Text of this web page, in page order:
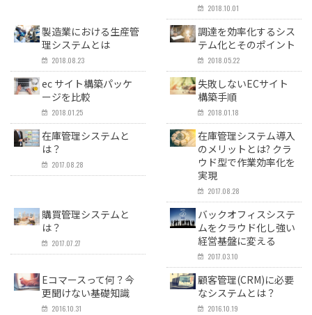
2018.10.01
製造業における生産管
理システムとは
2018.08.23
調達を効率化するシス
テム化とそのポイント
2018.05.22
ec サイト構築パッケ
ージを比較
2018.01.25
失敗しないECサイト
構築手順
2018.01.18
在庫管理システムと
は？
2017.08.28
在庫管理システム導入
のメリットとは? クラ
ウド型で作業効率化を
実現
2017.08.28
購買管理システムと
は？
2017.07.27
バックオフィスシステ
ムをクラウド化し強い
経営基盤に変える
2017.03.10
Eコマースって何？今
更聞けない基礎知識
2016.10.31
顧客管理(CRM)に必要
なシステムとは？
2016.10.19